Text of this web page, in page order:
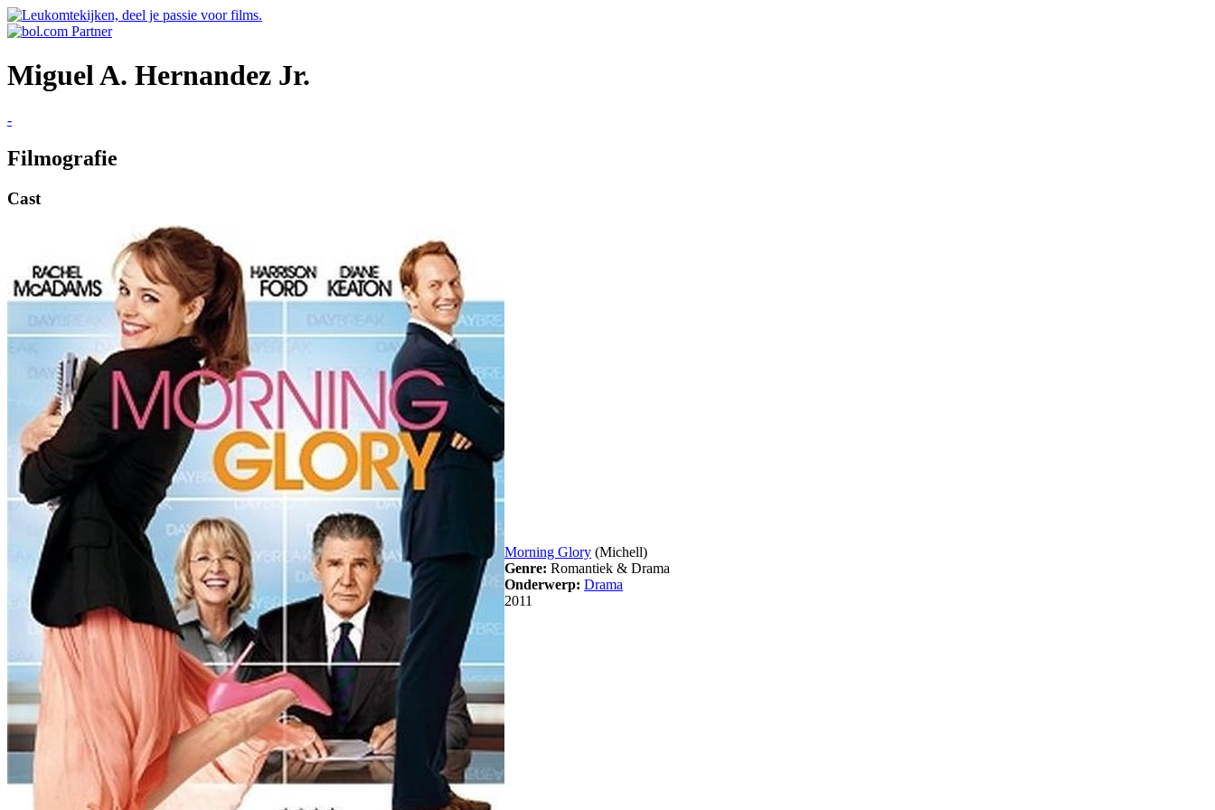
Miguel A. Hernandez Jr.
-
Filmografie
Cast
Morning Glory (Michell)
Genre: Romantiek & Drama
Onderwerp: Drama
2011